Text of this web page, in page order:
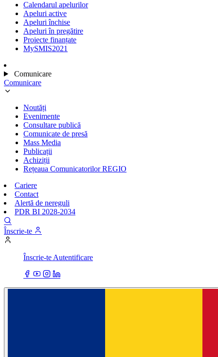
Calendarul apelurilor
Apeluri active
Apeluri închise
Apeluri în pregătire
Proiecte finanțate
MySMIS2021
Comunicare
Comunicare
Noutăți
Evenimente
Consultare publică
Comunicate de presă
Mass Media
Publicații
Achiziții
Rețeaua Comunicatorilor REGIO
Cariere
Contact
Alertă de nereguli
PDR BI 2028-2034
Înscrie-te
Înscrie-te Autentificare